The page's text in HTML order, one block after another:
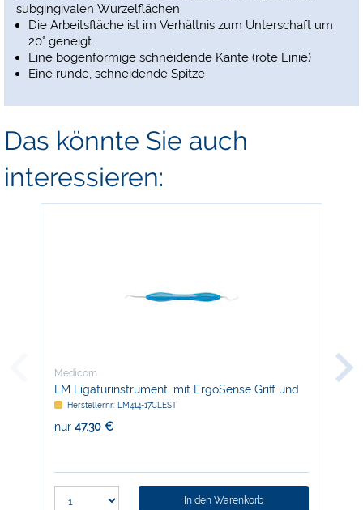
subgingivalen Wurzelflächen.
Die Arbeitsfläche ist im Verhältnis zum Unterschaft um
20° geneigt
Eine bogenförmige schneidende Kante (rote Linie)
Eine runde, schneidende Spitze
Das könnte Sie auch
interessieren:
Medicom
LM Ligaturinstrument, mit ErgoSense Griff und
RFID-Chip
Herstellernr: LM414-17CLEST
nur 47,30 €
In den Warenkorb